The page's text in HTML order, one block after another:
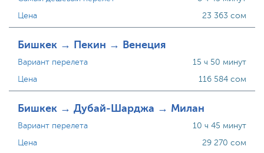
Цена
23 363 сом
Бишкек → Пекин → Венеция
Вариант перелета
Цена
15 ч 50 минут
116 584 сом
Бишкек → Дубай-Шарджа → Милан
Вариант перелета
Цена
10 ч 45 минут
29 270 сом